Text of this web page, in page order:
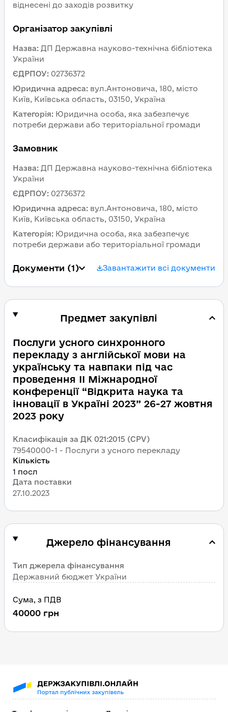
віднесені до заходів розвитку
Організатор закупівлі
Назва: ДП Державна науково-технічна бібліотека
України
ЄДРПОУ: 02736372
Юридична адреса: вул.Антоновича, 180, місто
Київ, Київська область, 03150, Україна
Категорія: Юридична особа, яка забезпечує
потреби держави або територіальної громади
Замовник
Назва: ДП Державна науково-технічна бібліотека
України
ЄДРПОУ: 02736372
Юридична адреса: вул.Антоновича, 180, місто
Київ, Київська область, 03150, Україна
Категорія: Юридична особа, яка забезпечує
потреби держави або територіальної громади
Документи (1) Завантажити всі документи
Предмет закупівлі
Послуги усного синхронного
перекладу з англійської мови на
українську та навпаки під час
проведення ІI Міжнародної
конференції “Відкрита наука та
інновації в Україні 2023” 26-27 жовтня
2023 року
Класифікація за ДК 021:2015 (CPV)
79540000-1 - Послуги з усного перекладу
Кількість
1 посл
Дата поставки
27.10.2023
Джерело фінансування
Тип джерела фінансування
Державний бюджет України
Сума, з ПДВ
40000 грн